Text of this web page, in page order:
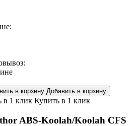
в корзину Добавить в корзину
в 1 клик Купить в 1 клик
ABS-Koolah/Koolah CFS